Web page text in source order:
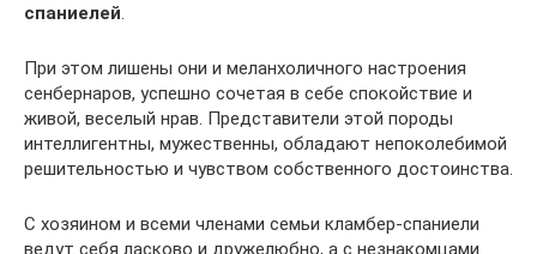
спаниелей.
При этом лишены они и меланхоличного настроения
сенбернаров, успешно сочетая в себе спокойствие и
живой, веселый нрав. Представители этой породы
интеллигентны, мужественны, обладают непоколебимой
решительностью и чувством собственного достоинства.
С хозяином и всеми членами семьи кламбер-спаниели
ведут себя ласково и дружелюбно, а с незнакомцами